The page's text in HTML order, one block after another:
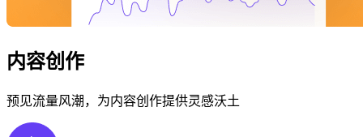
内容创作
预见流量风潮，为内容创作提供灵感沃土